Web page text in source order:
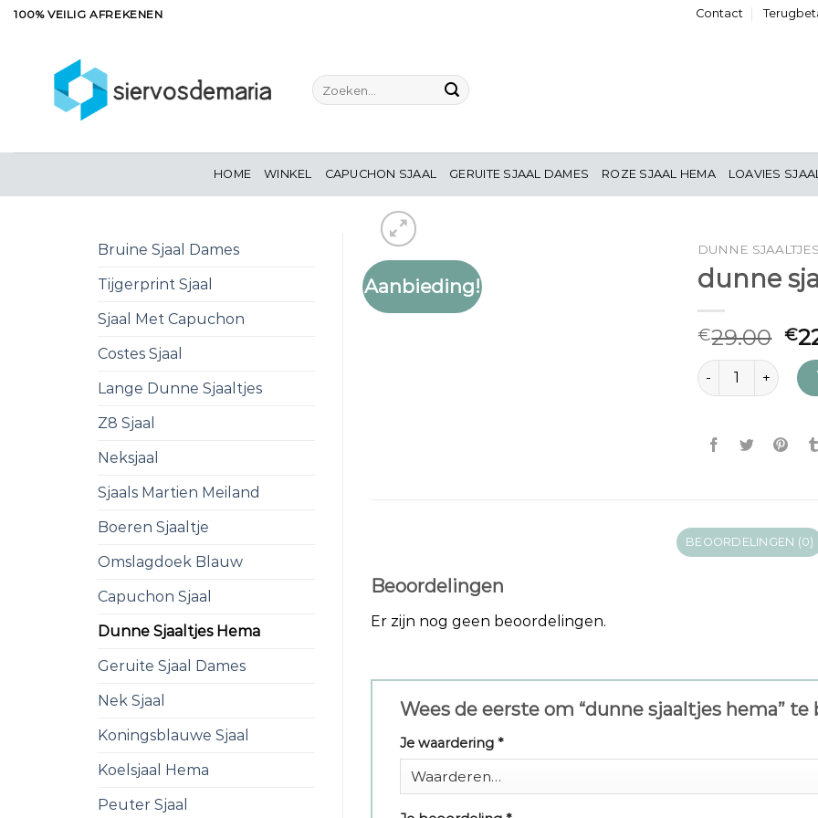
Ga100% VEILIG AFREKENEN Contact
Zoeken
naar:
HOME WINKEL CAPUCHON SJAAL GERUITE SJAAL DAMES ROZE SJAAL HEMA LOAVIES
Bruine Sjaal Dames
Tijgerprint Sjaal
Sjaal Met Capuchon
Costes Sjaal
Lange Dunne Sjaaltjes
Z8 Sjaal
Neksjaal
Sjaals Martien Meiland
Boeren Sjaaltje
Omslagdoek Blauw
Capuchon Sjaal
Dunne Sjaaltjes Hema
Geruite Sjaal Dames
Nek Sjaal
Koningsblauwe Sjaal
Koelsjaal Hema
Peuter Sjaal
Aanbieding!
DUNNE
dunne
€29.00 €
dunne sjaaltjes
BEOORDELINGEN (0)
Beoordelingen
Er zijn nog geen beoordelingen.
Wees de eerste om “dunne sjaaltjes hema” te
Je waardering *